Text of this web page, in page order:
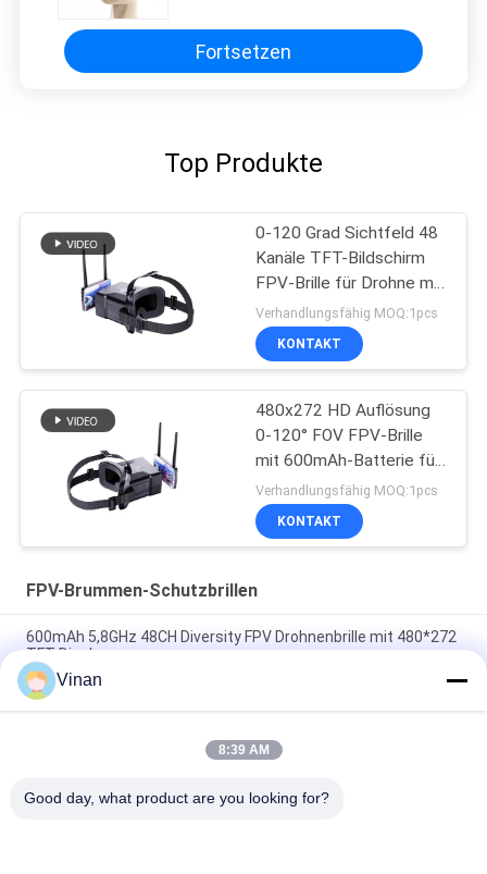
Fortsetzen
Top Produkte
0-120 Grad Sichtfeld 48
Kanäle TFT-Bildschirm
FPV-Brille für Drohne mit
4,3 Zoll Display
Verhandlungsfähig MOQ:1pcs
KONTAKT
480x272 HD Auflösung
0-120° FOV FPV-Brille
mit 600mAh-Batterie für
Drohnen-Headsets
Verhandlungsfähig MOQ:1pcs
KONTAKT
FPV-Brummen-Schutzbrillen
600mAh 5,8GHz 48CH Diversity FPV Drohnenbrille mit 480*272
TFT-Display
2,7 Zoll Mini-TFT LCD bester Anfänger mit 5,8 Gigahertz, der
FPV-Schutzbrillen 48 Channesl läuft
TFT LCD großer FOV-Monocular 2,7" Monitor 5.8Ghz
Vinan
8:39 AM
Good day, what product are you looking for?